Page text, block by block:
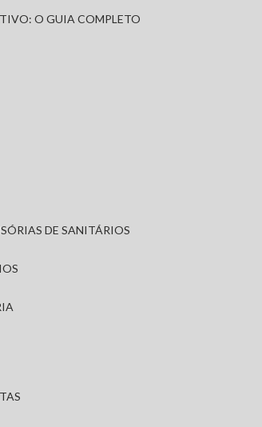
O GUIA COMPLETO
DE SANITÁRIOS